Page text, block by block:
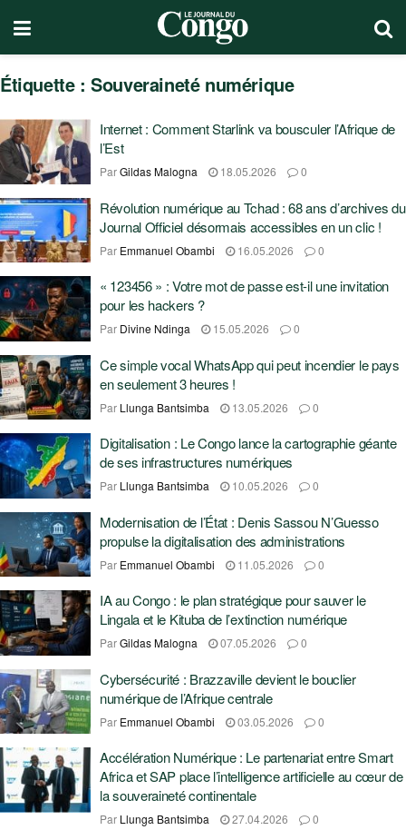
Étiquette :Souveraineté numérique
Internet : Comment Starlink va bousculer l’Afrique de
l’Est
ParGildas Malogna 18.05.2026 0
Révolution numérique au Tchad : 68 ans d’archives du
Journal Officiel désormais accessibles en un clic !
Par Emmanuel Obambi 16.05.2026 0
« 123456 » : Votre mot de passe est-il une invitation
pour les hackers ?
Par Divine Ndinga 15.05.2026 0
Ce simple vocal WhatsApp qui peut incendier le pays
en seulement 3 heures !
Par Llunga Bantsimba 13.05.2026 0
Digitalisation : Le Congo lance la cartographie géante
de ses infrastructures numériques
Par Llunga Bantsimba 10.05.2026 0
Modernisation de l’État : Denis Sassou N’Guesso
propulse la digitalisation des administrations
Par Emmanuel Obambi 11.05.2026 0
IA au Congo : le plan stratégique pour sauver le
Lingala et le Kituba de l’extinction numérique
ParGildas Malogna 07.05.2026 0
Cybersécurité : Brazzaville devient le bouclier
numérique de l’Afrique centrale
Par Emmanuel Obambi 03.05.2026 0
Accélération Numérique : Le partenariat entre Smart
Africa et SAP place l’intelligence artificielle au cœur de
la souveraineté continentale
Par Llunga Bantsimba 27.04.2026 0